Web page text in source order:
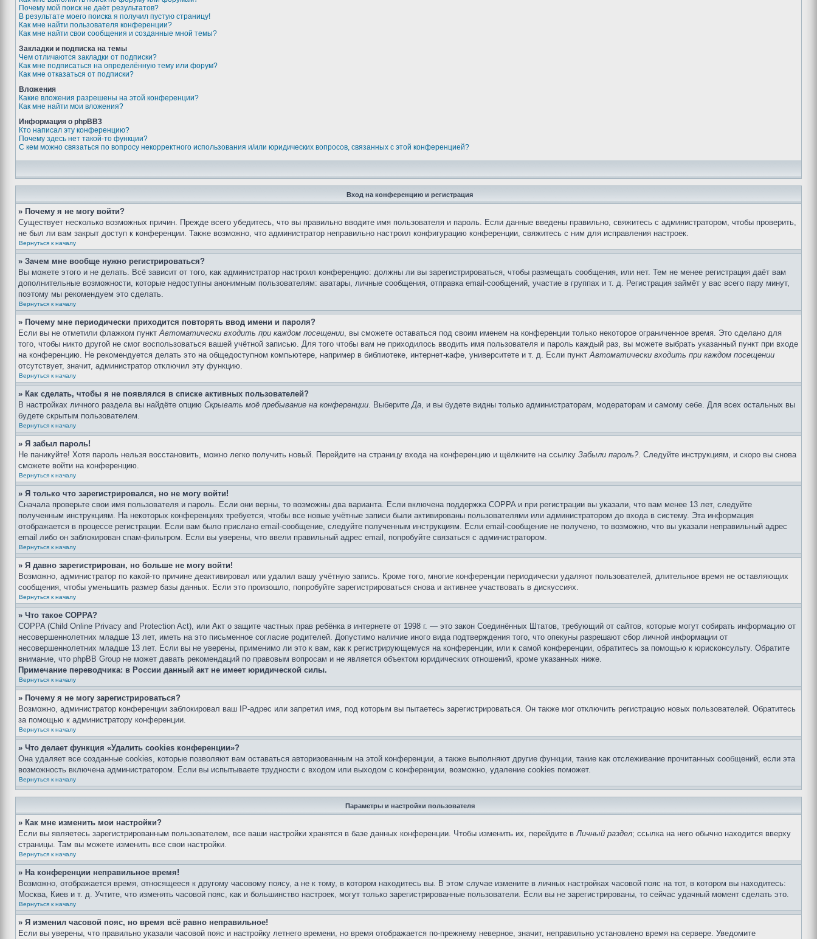
Почему мой поиск не даёт результатов?
В результате моего поиска я получил пустую страницу!
Как мне найти пользователя конференции?
Как мне найти свои сообщения и созданные мной темы?
Закладки и подписка на темы
Чем отличаются закладки от подписки?
Как мне подписаться на определённую тему или форум?
Как мне отказаться от подписки?
Вложения
Какие вложения разрешены на этой конференции?
Как мне найти мои вложения?
Информация о phpBB3
Кто написал эту конференцию?
Почему здесь нет такой-то функции?
С кем можно связаться по вопросу некорректного использования и/или юридических вопросов, связанных с этой конференцией?
Вход на конференцию и регистрация
» Почему я не могу войти?
Существует несколько возможных причин. Прежде всего убедитесь, что вы правильно вводите имя пользователя и пароль. Если данные введены правильно, свяжитесь с администратором, чтобы проверить,
не был ли вам закрыт доступ к конференции. Также возможно, что администратор неправильно настроил конфигурацию конференции, свяжитесь с ним для исправления настроек.
Вернуться к началу
» Зачем мне вообще нужно регистрироваться?
Вы можете этого и не делать. Всё зависит от того, как администратор настроил конференцию: должны ли вы зарегистрироваться, чтобы размещать сообщения, или нет. Тем не менее регистрация даёт вам
дополнительные возможности, которые недоступны анонимным пользователям: аватары, личные сообщения, отправка email-сообщений, участие в группах и т. д. Регистрация займёт у вас всего пару минут,
поэтому мы рекомендуем это сделать.
Вернуться к началу
» Почему мне периодически приходится повторять ввод имени и пароля?
Если вы не отметили флажком пунктАвтоматически входить при каждом посещении, вы сможете оставаться под своим именем на конференции только некоторое ограниченное время. Это сделано для
того, чтобы никто другой не смог воспользоваться вашей учётной записью. Для того чтобы вам не приходилось вводить имя пользователя и пароль каждый раз, вы можете выбрать указанный пункт при входе
на конференцию. Не рекомендуется делать это на общедоступном компьютере, например в библиотеке, интернет-кафе, университете и т. д. Если пунктАвтоматически входить при каждом посещении
отсутствует, значит, администратор отключил эту функцию.
Вернуться к началу
» Как сделать, чтобы я не появлялся в списке активных пользователей?
В настройках личного раздела вы найдёте опцию Скрывать моё пребывание на конференции. ВыберитеДа, и вы будете видны только администраторам, модераторам и самому себе. Для всех остальных вы
будете скрытым пользователем.
Вернуться к началу
» Я забыл пароль!
Не паникуйте! Хотя пароль нельзя восстановить, можно легко получить новый. Перейдите на страницу входа на конференцию и щёлкните на ссылку Забыли пароль?. Следуйте инструкциям, и скоро вы снова
сможете войти на конференцию.
Вернуться к началу
» Я только что зарегистрировался, но не могу войти!
Сначала проверьте свои имя пользователя и пароль. Если они верны, то возможны два варианта. Если включена поддержка COPPA и при регистрации вы указали, что вам менее 13 лет, следуйте
полученным инструкциям. На некоторых конференциях требуется, чтобы все новые учётные записи были активированы пользователями или администратором до входа в систему. Эта информация
отображается в процессе регистрации. Если вам было прислано email-сообщение, следуйте полученным инструкциям. Если email-сообщение не получено, то возможно, что вы указали неправильный адрес
email либо он заблокирован спам-фильтром. Если вы уверены, что ввели правильный адрес email, попробуйте связаться с администратором.
Вернуться к началу
» Я давно зарегистрирован, но больше не могу войти!
Возможно, администратор по какой-то причине деактивировал или удалил вашу учётную запись. Кроме того, многие конференции периодически удаляют пользователей, длительное время не оставляющих
сообщения, чтобы уменьшить размер базы данных. Если это произошло, попробуйте зарегистрироваться снова и активнее участвовать в дискуссиях.
Вернуться к началу
» Что такое COPPA?
COPPA (Child Online Privacy and Protection Act), или Акт о защите частных прав ребёнка в интернете от 1998 г. — это закон Соединённых Штатов, требующий от сайтов, которые могут собирать информацию от
несовершеннолетних младше 13 лет, иметь на это письменное согласие родителей. Допустимо наличие иного вида подтверждения того, что опекуны разрешают сбор личной информации от
несовершеннолетних младше 13 лет. Если вы не уверены, применимо ли это к вам, как к регистрирующемуся на конференции, или к самой конференции, обратитесь за помощью к юрисконсульту. Обратите
внимание, что phpBB Group не может давать рекомендаций по правовым вопросам и не является объектом юридических отношений, кроме указанных ниже.
Примечание переводчика: в России данный акт не имеет юридической силы.
Вернуться к началу
» Почему я не могу зарегистрироваться?
Возможно, администратор конференции заблокировал ваш IP-адрес или запретил имя, под которым вы пытаетесь зарегистрироваться. Он также мог отключить регистрацию новых пользователей. Обратитесь
за помощью к администратору конференции.
Вернуться к началу
» Что делает функция «Удалить cookies конференции»?
Она удаляет все созданные cookies, которые позволяют вам оставаться авторизованным на этой конференции, а также выполняют другие функции, такие как отслеживание прочитанных сообщений, если эта
возможность включена администратором. Если вы испытываете трудности с входом или выходом с конференции, возможно, удаление cookies поможет.
Вернуться к началу
Параметры и настройки пользователя
» Как мне изменить мои настройки?
Если вы являетесь зарегистрированным пользователем, все ваши настройки хранятся в базе данных конференции. Чтобы изменить их, перейдите вЛичный раздел; ссылка на него обычно находится вверху
страницы. Там вы можете изменить все свои настройки.
Вернуться к началу
» На конференции неправильное время!
Возможно, отображается время, относящееся к другому часовому поясу, а не к тому, в котором находитесь вы. В этом случае измените в личных настройках часовой пояс на тот, в котором вы находитесь:
Москва, Киев и т. д. Учтите, что изменять часовой пояс, как и большинство настроек, могут только зарегистрированные пользователи. Если вы не зарегистрированы, то сейчас удачный момент сделать это.
Вернуться к началу
» Я изменил часовой пояс, но время всё равно неправильное!
Если вы уверены, что правильно указали часовой пояс и настройку летнего времени, но время отображается по-прежнему неверное, значит, неправильно установлено время на сервере. Уведомите